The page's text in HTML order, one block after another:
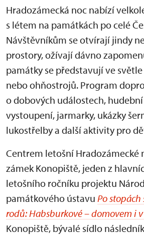
Hradozámecká noc nabízí
s létem na památkách po celé
Návštěvníkům se otvírají jindy
prostory, ožívají dávno
památky se představují ve
nebo ohňostrojů. Program
o dobových událostech,
vystoupení, jarmarky, ukázky
lukostřelby a další aktivity pro
Centrem letošní Hradozámecké
zámek Konopiště, jeden z
letošního ročníku projektu
památkového ústavu Po
rodů: Habsburkové – domovem i
Konopiště, bývalé sídlo